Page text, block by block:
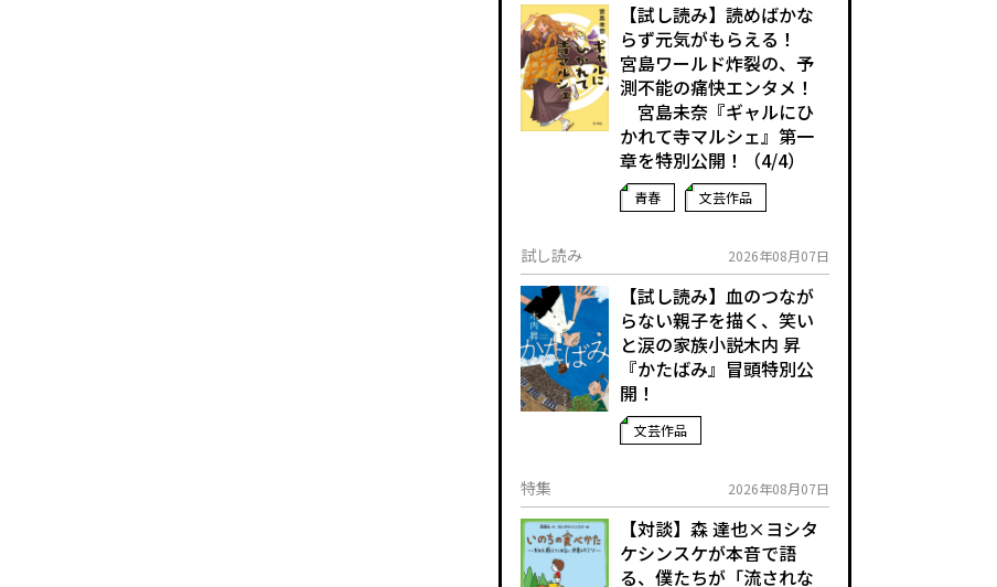
【試し読み】読めばかな
らず元気がもらえる！
宮島ワールド炸裂の、予
測不能の痛快エンタメ！
宮島未奈『ギャルにひ
かれて寺マルシェ』第一
章を特別公開！（4/4）
青春 文芸作品
試し読み 2026年08月07日
【試し読み】血のつなが
らない親子を描く、笑い
と涙の家族小説――木内 昇
『かたばみ』冒頭特別公
開！
文芸作品
特集 2026年08月07日
【対談】森 達也×ヨシタ
ケシンスケが本音で語
る、僕たちが「流されな